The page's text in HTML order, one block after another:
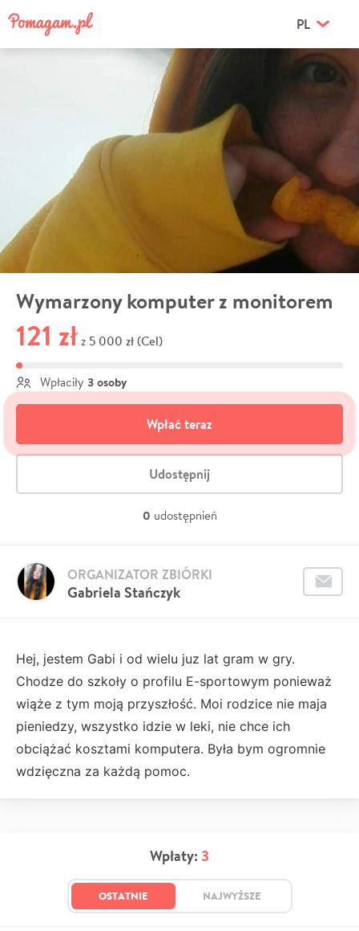
PL
Wymarzony komputer z monitorem
121 zł z 5 000 zł (Cel)
Wpłaciły 3 osoby
Wpłać teraz
Udostępnij
0 udostępnień
Gabriela Stańczyk
ORGANIZATOR ZBIÓRKI
Hej, jestem Gabi i od wielu juz lat gram w gry.
Chodze do szkoły o profilu E-sportowym ponieważ
wiąże z tym moją przyszłość. Moi rodzice nie maja
pieniedzy, wszystko idzie w leki, nie chce ich
obciążać kosztami komputera. Była bym ogromnie
wdzięczna za każdą pomoc.
Wpłaty: 3
OSTATNIE NAJWYŻSZE